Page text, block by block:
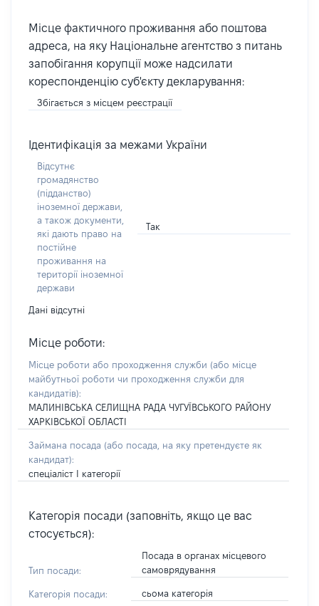
Місце фактичного проживання або поштова
адреса, на яку Національне агентство з питань
запобігання корупції може надсилати
кореспонденцію суб'єкту декларування:
Збігається з місцем реєстрації
Ідентифікація за межами України
Відсутнє
громадянство
(підданство)
іноземної держави,
а також документи,
які дають право на
постійне
проживання на
території іноземної
держави
Так
Дані відсутні
Місце роботи:
Місце роботи або проходження служби (або місце
майбутньої роботи чи проходження служби для
кандидатів):
МАЛИНІВСЬКА СЕЛИЩНА РАДА ЧУГУЇВСЬКОГО РАЙОНУ
ХАРКІВСЬКОЇ ОБЛАСТІ
Займана посада (або посада, на яку претендуєте як
кандидат):
спеціаліст І категорії
Категорія посади (заповніть, якщо це вас
стосується):
Тип посади:
Посада в органах місцевого
самоврядування
Категорія посади: сьома категорія